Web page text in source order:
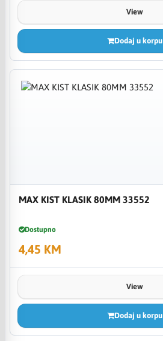
View
Dodaj u korpu
MAX KIST KLASIK 80MM 33552
Dostupno
4,45 KM
View
Dodaj u korpu